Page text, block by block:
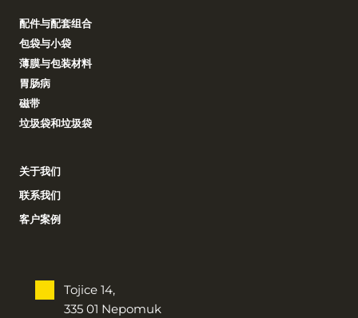
配件与配套组合
包袋与小袋
薄膜与包装材料
胃肠病
磁带
垃圾袋和垃圾袋
关于我们
联系我们
客户案例
Tojice 14,
335 01 Nepomuk